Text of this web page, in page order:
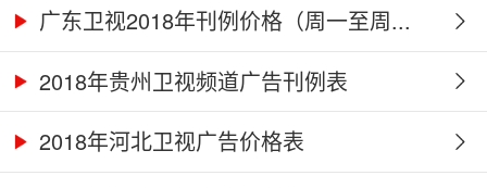
广东卫视2018年刊例价格（周一至周...
2018年贵州卫视频道广告刊例表
2018年河北卫视广告价格表